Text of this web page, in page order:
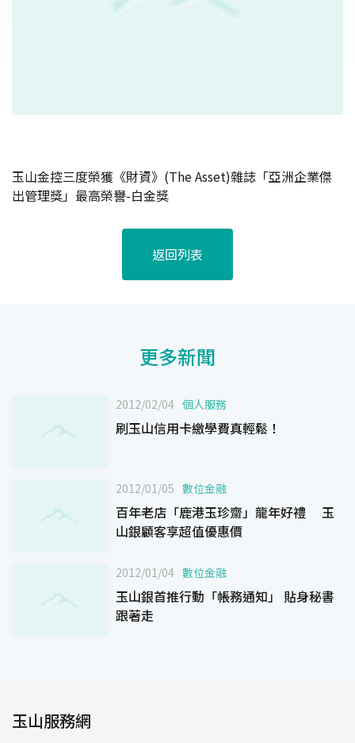
玉山金控三度榮獲《財資》(The Asset)雜誌「亞洲企業傑
出管理獎」最高榮譽-白金獎
返回列表
更多新聞
2012/02/04 個人服務
刷玉山信用卡繳學費真輕鬆！
2012/01/05 數位金融
百年老店「鹿港玉珍齋」龍年好禮 玉
山銀顧客享超值優惠價
2012/01/04 數位金融
玉山銀首推行動「帳務通知」 貼身秘書
跟著走
玉山服務網